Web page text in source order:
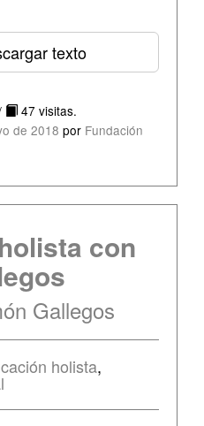
texto
47 visitas.
de 2018 por Fundación
con
Gallegos
holista,